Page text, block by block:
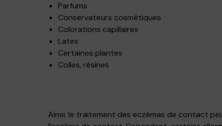
Parfums
Conservateurs cosmétiques
Colorations capillaires
Latex
Certaines plantes
Colles, résines
Ainsi, le traitement des eczémas de contact